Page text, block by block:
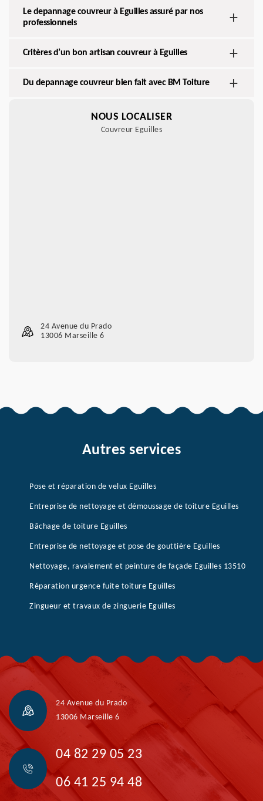
Le depannage couvreur à Eguilles assuré par nos
professionnels
Critères d’un bon artisan couvreur à Eguilles
Du depannage couvreur bien fait avec BM Toiture
NOUS LOCALISER
Couvreur Eguilles
24 Avenue du Prado
13006 Marseille 6
Autres services
Pose et réparation de velux Eguilles
Entreprise de nettoyage et démoussage de toiture Eguilles
Bâchage de toiture Eguilles
Entreprise de nettoyage et pose de gouttière Eguilles
Nettoyage, ravalement et peinture de façade Eguilles 13510
Réparation urgence fuite toiture Eguilles
Zingueur et travaux de zinguerie Eguilles
24 Avenue du Prado
13006 Marseille 6
04 82 29 05 23
06 41 25 94 48